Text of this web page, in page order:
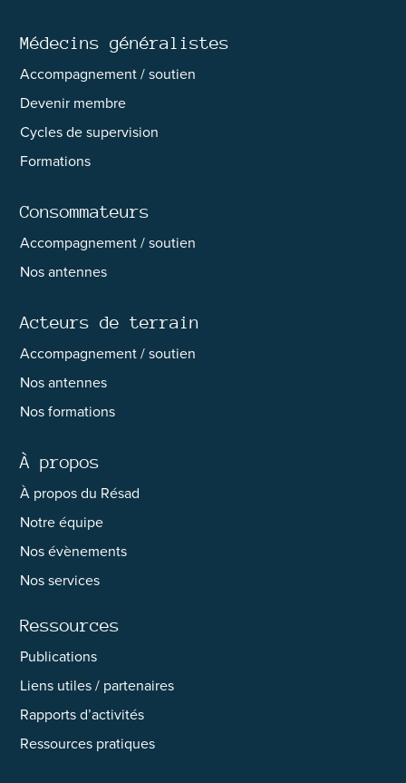
Médecins généralistes
Accompagnement / soutien
Devenir membre
Cycles de supervision
Formations
Consommateurs
Accompagnement / soutien
Nos antennes
Acteurs de terrain
Accompagnement / soutien
Nos antennes
Nos formations
À propos
À propos du Résad
Notre équipe
Nos évènements
Nos services
Ressources
Publications
Liens utiles / partenaires
Rapports d’activités
Ressources pratiques